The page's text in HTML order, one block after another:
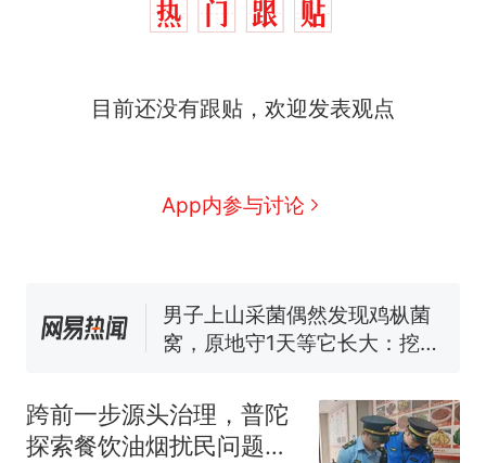
目前还没有跟贴，欢迎发表观点
App内参与讨论
么？
人生
费大厨“全国小炒肉大王”称
号，仅凭视频评出？中国烹饪
140多朵
美国渔民钓获鲨鱼徒手将其拽
回大海 目击者直呼震惊 （视频
官方通报
热
制裁瓜子饺子，美国怕什
跨前一步源头治理，普陀
探索餐饮油烟扰民问题前